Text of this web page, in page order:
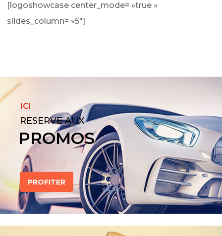
[logoshowcase center_mode= »true »
slides_column= »5″]
ICI
RESERVE AUX
PROMOS
PROFITER